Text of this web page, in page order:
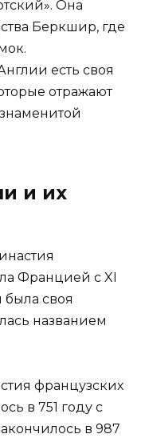
Она
Беркшир, где
есть своя
отражают
и их
Францией с XI
была своя
названием
французских
в 751 году с
в 987